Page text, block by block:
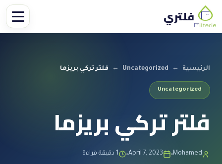
فلتري
الرئيسية ←
Uncategorized
← فلتر تركي بريزما
Uncategorized
فلتر تركي بريزما
Mohamed
April 7, 2023 1 دقيقة قراءة